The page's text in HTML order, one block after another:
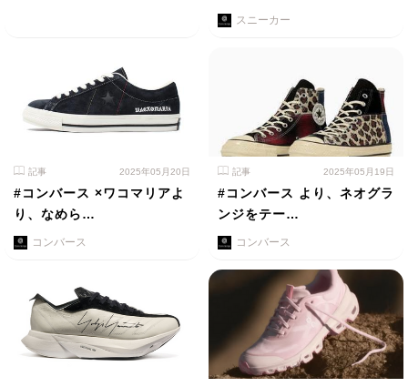
スニーカー
記事 2025年05月20日
#コンバース ×ワコマリアよ
り、なめら…
コンバース
記事 2025年05月19日
#コンバース より、ネオグラ
ンジをテー…
コンバース